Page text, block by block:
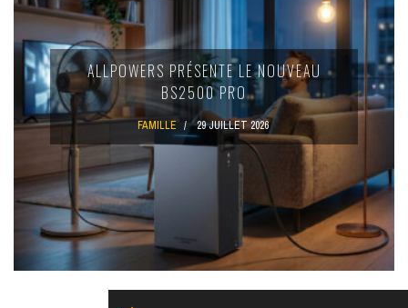
ALLPOWERS PRÉSENTE LE NOUVEAU
BS2500 PRO
FAMILLE 29 JUILLET 2026